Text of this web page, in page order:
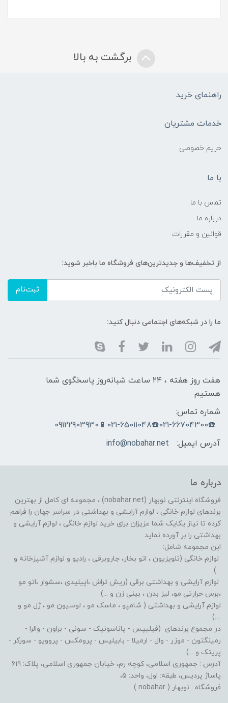
برگشت به بالا
راهنمای خرید
خدمات مشتریان
حریم خصوصی
با ما
تماس با ما
درباره ما
قوانین و مقررات
از تخفیف‌ها و جدیدترین‌های فروشگاه ما باخبر شوید:
ثبت‌نام
ما را در شبکه‌های اجتماعی دنبال کنید:
هفت روز هفته ، ۲۴ ساعت شبانه‌روز پاسخگوی شما
هستیم
شماره تماس:
☎️021-66704300☎️021-65011048📱09122903930
آدرس ایمیل:
info@nobahar.net
درباره ما
فروشگاه اینترنتی نوبهار (nobahar.net) ، مجموعه ای کامل از بهترین
برندهای لوازم خانگی ، لوازم آرایشی و بهداشتی در سراسر جهان را فراهم
کرده تا نیاز یکایک شما عزیزان برای خرید لوازم خانگی ، لوازم آرایشی و
بهداشتی را بر آورده نماید.
این مجموعه شامل:
لوازم خانگی (تلویزیون ، اتو بخار، جاروبرقی ، رادیو و لوازم آشپزخانه و
...)
لوازم آرایشی و بهداشتی برقی (ریش تراش ،اپیلیدی ،سشوار ،اتو مو
،برس حرارتی مو، لیز بدن ، بینی زن و ...)
لوازم آرایشی و بهداشتی ( شامپو ، ماسک مو ، لوسیون مو ، ژل مو و
....)
در مجموع برندهای (فیلیپس - پاناسونیک - سونی - براون - والرا -
رمینگتون - موزر - وال - ارمیلا - بابیلیس - پرومکس - پروویو - سورکر -
پریتک و ...)
آدرس : جمهوری اسلامی، کوچه رم، خیابان جمهوری اسلامی، پلاک: 619
پاساژ پردیس، طبقه: اول، واحد: 5،
فروشگاه : نوبهار ( nobahar )